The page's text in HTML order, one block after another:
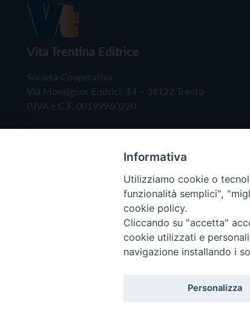
Vita Trentina Editrice
Società Cooperativa
Via Monsignor Endrici, 14 – 38122 Trento
P.IVA e C.F. 00199960220
Copyright © 2019 - Tutti i diritti riservati -
Informativa
Utilizziamo cookie o
funzionalità semplici",
cookie policy.
Cliccando su "accetta"
cookie utilizzati e
navigazione installando i
Personalizza